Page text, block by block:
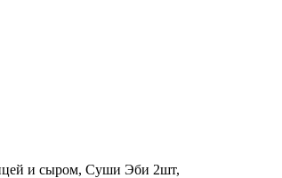
и сыром, Суши Эби 2шт,